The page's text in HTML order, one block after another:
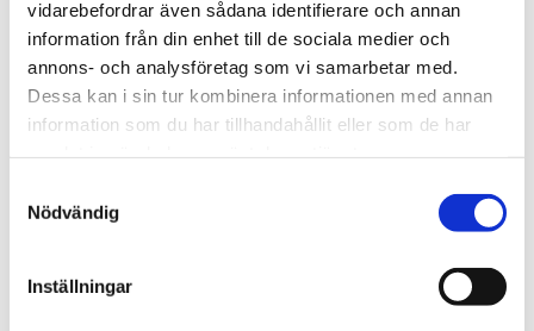
vidarebefordrar även sådana identifierare och annan
information från din enhet till de sociala medier och
annons- och analysföretag som vi samarbetar med.
Dessa kan i sin tur kombinera informationen med annan
information som du har tillhandahållit eller som de har
Nödvändig
Inställningar
material, kväve och en del fosfor.
Kemiska reningssteget- vid krav på rening av allt
fosfor. Fosfor binds till fällningsmedlet i
slamavskiljaren eller till kalkmaterialet i fosforfällan